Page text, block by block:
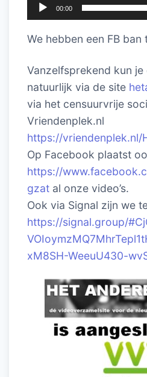
00:00
We hebben een FB ban
Vanzelfsprekend kun
natuurlijk via de site
via het censuurvrije
Vriendenplek.nl
https://vriendenplek.nl/
Op Facebook plaatst
https://
gzat al onze video’s.
Ook via Signal zijn we
https://signal.group/
xM8SH-WeeuU430-